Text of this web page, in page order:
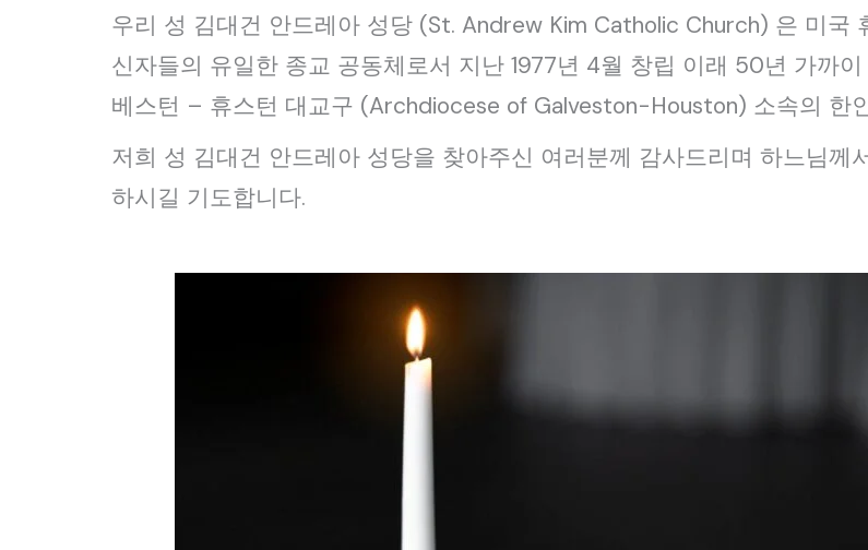
우리 성 김대건 안드레아 성당 (St. Andrew Kim Catholic Church) 은 미국
신자들의 유일한 종교 공동체로서 지난 1977년 4월 창립 이래 50년 가까
베스턴 – 휴스턴 대교구 (Archdiocese of Galveston-Houston) 소속의 한
저희 성 김대건 안드레아 성당을 찾아주신 여러분께 감사드리며 하느님
하시길 기도합니다.